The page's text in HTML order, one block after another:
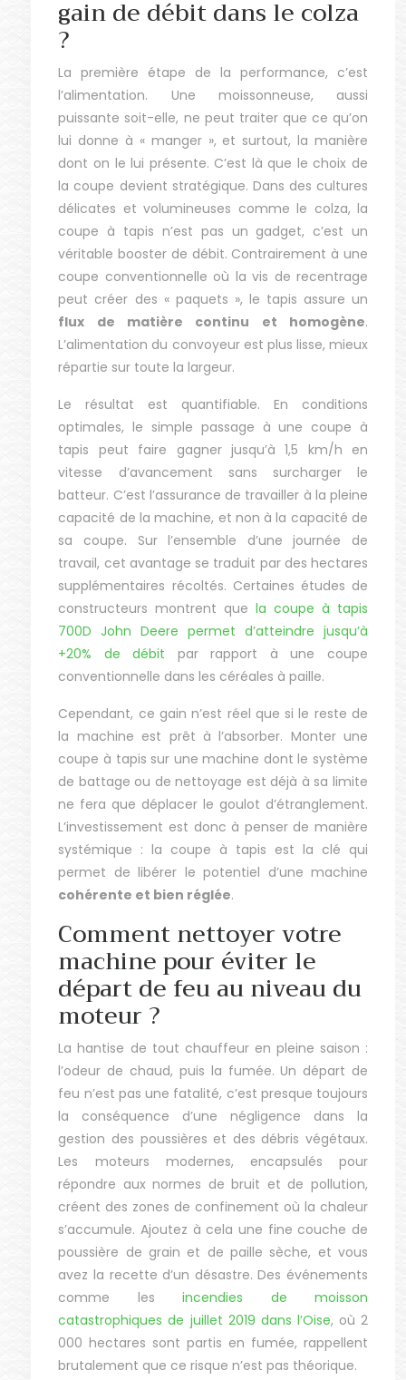
gain de débit dans le colza
?
La première étape de la performance, c’est
l’alimentation. Une moissonneuse, aussi
puissante soit-elle, ne peut traiter que ce qu’on
lui donne à « manger », et surtout, la manière
dont on le lui présente. C’est là que le choix de
la coupe devient stratégique. Dans des cultures
délicates et volumineuses comme le colza, la
coupe à tapis n’est pas un gadget, c’est un
véritable booster de débit. Contrairement à une
coupe conventionnelle où la vis de recentrage
peut créer des « paquets », le tapis assure un
flux de matière continu et homogène.
L’alimentation du convoyeur est plus lisse, mieux
répartie sur toute la largeur.
Le résultat est quantifiable. En conditions
optimales, le simple passage à une coupe à
tapis peut faire gagner jusqu’à 1,5 km/h en
vitesse d’avancement sans surcharger le
batteur. C’est l’assurance de travailler à la pleine
capacité de la machine, et non à la capacité de
sa coupe. Sur l’ensemble d’une journée de
travail, cet avantage se traduit par des hectares
supplémentaires récoltés. Certaines études de
constructeurs montrent quela coupe à tapis
700D John Deere permet d’atteindre jusqu’à
+20% de débit par rapport à une coupe
conventionnelle dans les céréales à paille.
Cependant, ce gain n’est réel que si le reste de
la machine est prêt à l’absorber. Monter une
coupe à tapis sur une machine dont le système
de battage ou de nettoyage est déjà à sa limite
ne fera que déplacer le goulot d’étranglement.
L’investissement est donc à penser de manière
systémique : la coupe à tapis est la clé qui
permet de libérer le potentiel d’une machine
cohérente et bien réglée.
Comment nettoyer votre
machine pour éviter le
départ de feu au niveau du
moteur ?
La hantise de tout chauffeur en pleine saison :
l’odeur de chaud, puis la fumée. Un départ de
feu n’est pas une fatalité, c’est presque toujours
la conséquence d’une négligence dans la
gestion des poussières et des débris végétaux.
Les moteurs modernes, encapsulés pour
répondre aux normes de bruit et de pollution,
créent des zones de confinement où la chaleur
s’accumule. Ajoutez à cela une fine couche de
poussière de grain et de paille sèche, et vous
avez la recette d’un désastre. Des événements
comme lesincendies de moisson
catastrophiques de juillet 2019 dans l’Oise, où 2
000 hectares sont partis en fumée, rappellent
brutalement que ce risque n’est pas théorique.